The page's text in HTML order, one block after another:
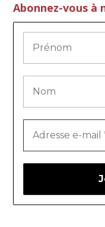
Abonnez-vous à